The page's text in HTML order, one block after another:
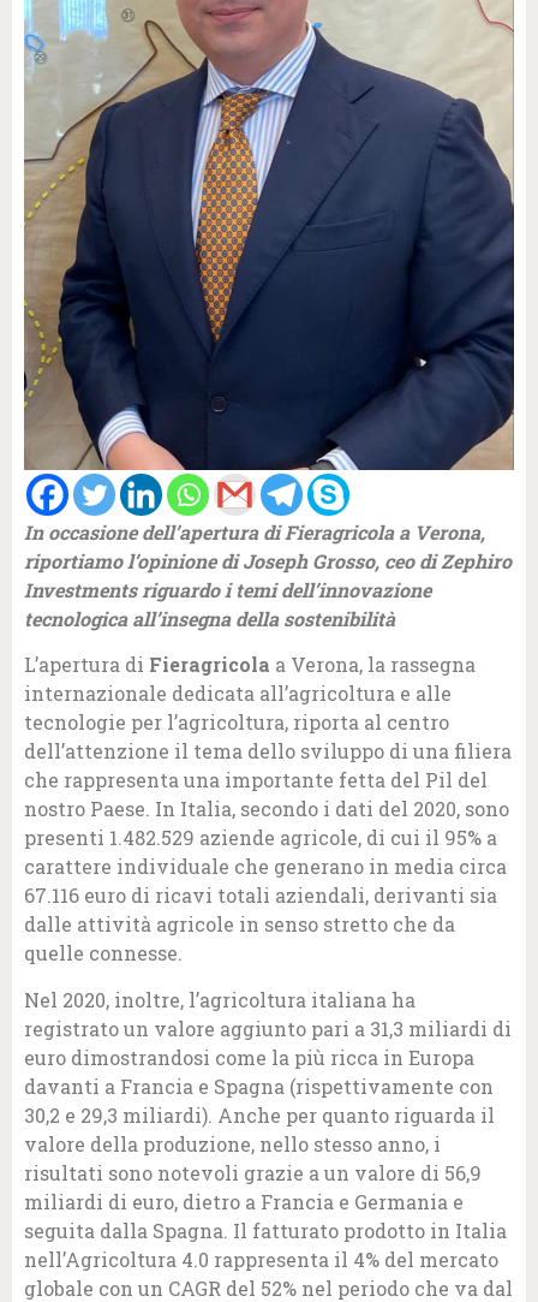
In occasione dell’apertura di Fieragricola a Verona,
riportiamo l’opinione di Joseph Grosso, ceo di Zephiro
Investments riguardo i temi dell’innovazione
tecnologica all’insegna della sostenibilità
L’apertura di Fieragricola a Verona, la rassegna
internazionale dedicata all’agricoltura e alle
tecnologie per l’agricoltura, riporta al centro
dell’attenzione il tema dello sviluppo di una filiera
che rappresenta una importante fetta del Pil del
nostro Paese. In Italia, secondo i dati del 2020, sono
presenti 1.482.529 aziende agricole, di cui il 95% a
carattere individuale che generano in media circa
67.116 euro di ricavi totali aziendali, derivanti sia
dalle attività agricole in senso stretto che da
quelle connesse.
Nel 2020, inoltre, l’agricoltura italiana ha
registrato un valore aggiunto pari a 31,3 miliardi di
euro dimostrandosi come la più ricca in Europa
davanti a Francia e Spagna (rispettivamente con
30,2 e 29,3 miliardi). Anche per quanto riguarda il
valore della produzione, nello stesso anno, i
risultati sono notevoli grazie a un valore di 56,9
miliardi di euro, dietro a Francia e Germania e
seguita dalla Spagna. Il fatturato prodotto in Italia
nell’Agricoltura 4.0 rappresenta il 4% del mercato
globale con un CAGR del 52% nel periodo che va dal